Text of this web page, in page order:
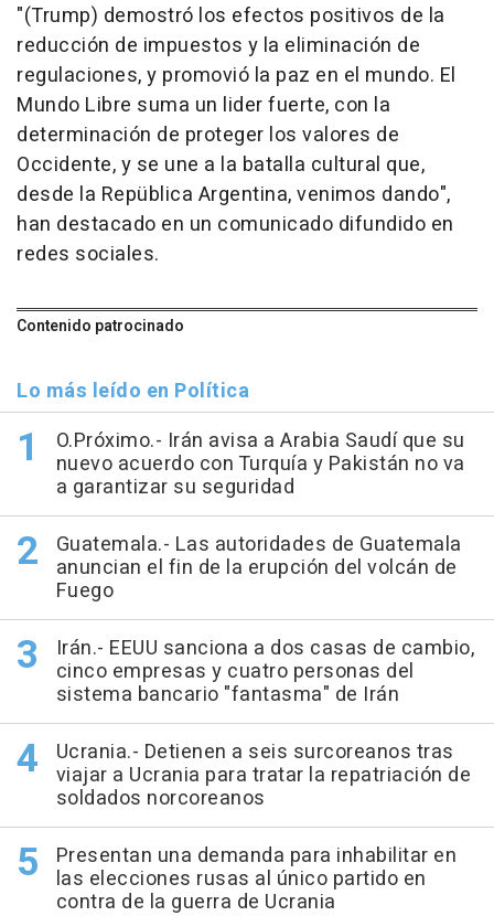
"(Trump) demostró los efectos positivos de la
reducción de impuestos y la eliminación de
regulaciones, y promovió la paz en el mundo. El
Mundo Libre suma un lider fuerte, con la
determinación de proteger los valores de
Occidente, y se une a la batalla cultural que,
desde la Repüblica Argentina, venimos dando",
han destacado en un comunicado difundido en
redes sociales.
Contenido patrocinado
Lo más leído en Política
O.Próximo.- Irán avisa a Arabia Saudí que su
nuevo acuerdo con Turquía y Pakistán no va
a garantizar su seguridad
Guatemala.- Las autoridades de Guatemala
anuncian el fin de la erupción del volcán de
Fuego
Irán.- EEUU sanciona a dos casas de cambio,
cinco empresas y cuatro personas del
sistema bancario "fantasma" de Irán
Ucrania.- Detienen a seis surcoreanos tras
viajar a Ucrania para tratar la repatriación de
soldados norcoreanos
Presentan una demanda para inhabilitar en
las elecciones rusas al único partido en
contra de la guerra de Ucrania